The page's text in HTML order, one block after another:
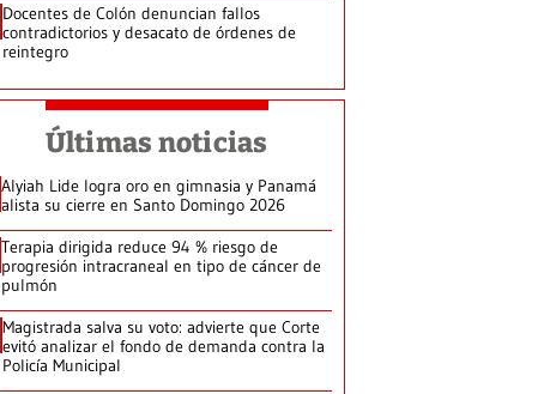
Docentes de Colón denuncian fallos
contradictorios y desacato de órdenes de
reintegro
Últimas noticias
Alyiah Lide logra oro en gimnasia y Panamá
alista su cierre en Santo Domingo 2026
Terapia dirigida reduce 94 % riesgo de
progresión intracraneal en tipo de cáncer de
pulmón
Magistrada salva su voto: advierte que Corte
evitó analizar el fondo de demanda contra la
Policía Municipal